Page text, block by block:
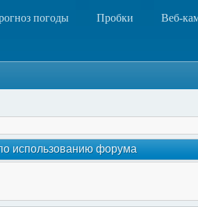
погоды Пробки Веб-
использованию форума